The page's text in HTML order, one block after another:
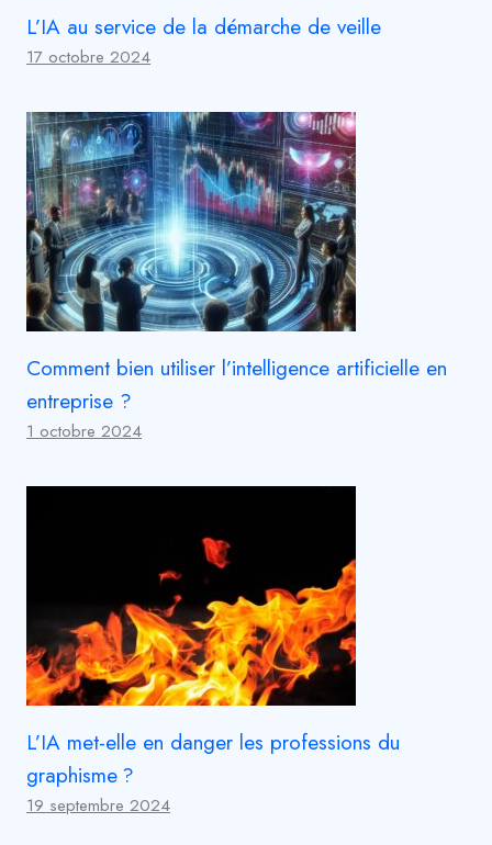
L’IA au service de la démarche de veille
17 octobre 2024
Comment bien utiliser l’intelligence artificielle en
entreprise ?
1 octobre 2024
L’IA met-elle en danger les professions du
graphisme ?
19 septembre 2024